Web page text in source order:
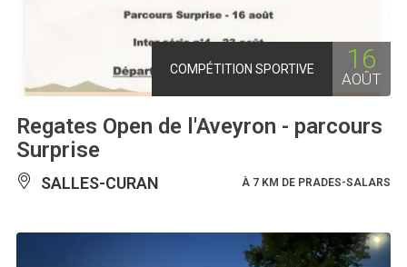
COMPÉTITION SPORTIVE 16
AOÛT
Regates Open de l'Aveyron - parcours
Surprise
SALLES-CURAN À 7 KM DE PRADES-SALARS